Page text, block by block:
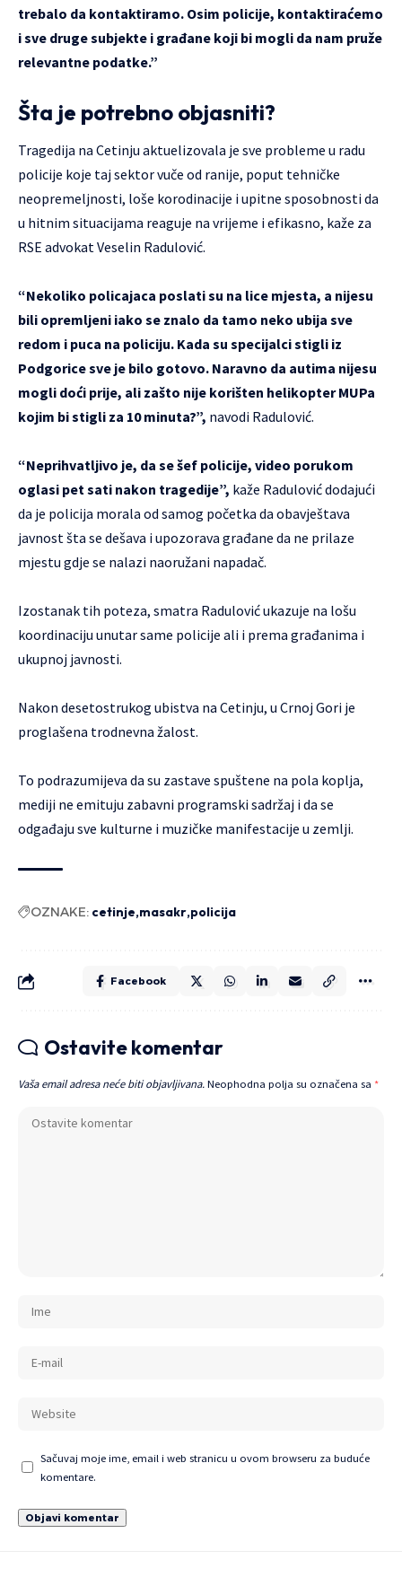
trebalo da kontaktiramo. Osim policije, kontaktiraćemo
i sve druge subjekte i građane koji bi mogli da nam pruže
relevantne podatke.”
Šta je potrebno objasniti?
Tragedija na Cetinju aktuelizovala je sve probleme u radu
policije koje taj sektor vuče od ranije, poput tehničke
neopremeljnosti, loše korodinacije i upitne sposobnosti da
u hitnim situacijama reaguje na vrijeme i efikasno, kaže za
RSE advokat Veselin Radulović.
“Nekoliko policajaca poslati su na lice mjesta, a nijesu
bili opremljeni iako se znalo da tamo neko ubija sve
redom i puca na policiju. Kada su specijalci stigli iz
Podgorice sve je bilo gotovo. Naravno da autima nijesu
mogli doći prije, ali zašto nije korišten helikopter MUPa
kojim bi stigli za 10 minuta?”, navodi Radulović.
“Neprihvatljivo je, da se šef policije, video porukom
oglasi pet sati nakon tragedije”, kaže Radulović dodajući
da je policija morala od samog početka da obavještava
javnost šta se dešava i upozorava građane da ne prilaze
mjestu gdje se nalazi naoružani napadač.
Izostanak tih poteza, smatra Radulović ukazuje na lošu
koordinaciju unutar same policije ali i prema građanima i
ukupnoj javnosti.
Nakon desetostrukog ubistva na Cetinju, u Crnoj Gori je
proglašena trodnevna žalost.
To podrazumijeva da su zastave spuštene na pola koplja,
mediji ne emituju zabavni programski sadržaj i da se
odgađaju sve kulturne i muzičke manifestacije u zemlji.
OZNAKE: cetinje masakr policija
Facebook
Ostavite komentar
Vaša email adresa neće biti objavljivana. Neophodna polja su označena sa *
Sačuvaj moje ime, email i web stranicu u ovom browseru za buduće
komentare.